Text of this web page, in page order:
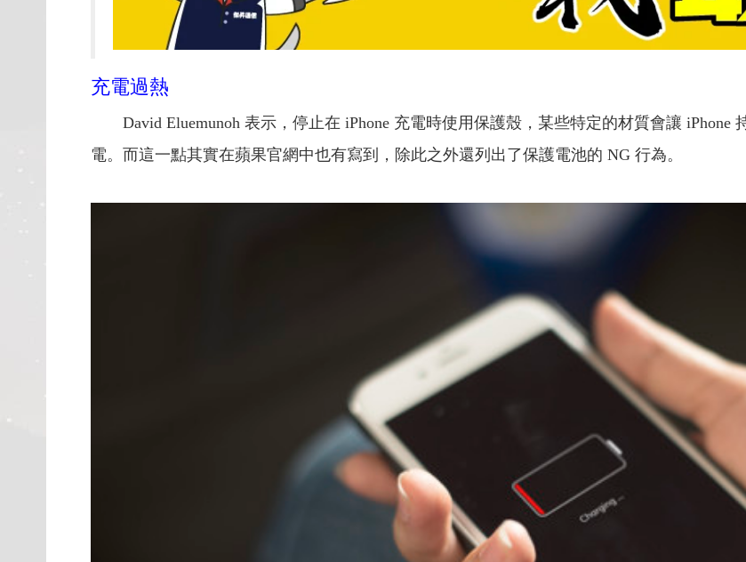
充電過熱
David Eluemunoh 表示，停止在 iPhone 充電時使用保護殼，某些特定的材質會讓
電。而這一點其實在蘋果官網中也有寫到，除此之外還列出了保護電池的 NG 行為。